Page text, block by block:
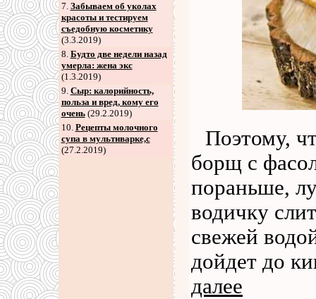
7. Забываем об уколах
красоты и тестируем
съедобную косметику
(3.3.2019)
8. Будто две недели назад
умерла: жена экс
(1.3.2019)
9. Сыр: калорийность,
польза и вред, кому его
очень(29.2.2019)
10. Рецепты молочного
супа в мультиварке,с
(27.2.2019)
Поэтому,
борщ с
пораньше,
водичку
свежей
дойдет до
далее